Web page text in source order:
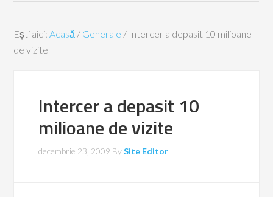
Ești aici: Acasă / Generale / Intercer a depasit 10 milioane
de vizite
Intercer a depasit 10
milioane de vizite
decembrie 23, 2009 BySite Editor